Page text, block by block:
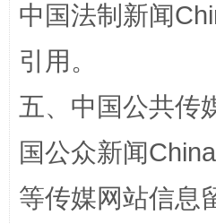
中国法制新闻
引用。
五、中国公共传
国公众新闻
等传媒网站信息